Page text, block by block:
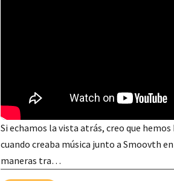
Si echamos la vista atrás, creo que
cuando creaba música junto a Smoovth
maneras tra…